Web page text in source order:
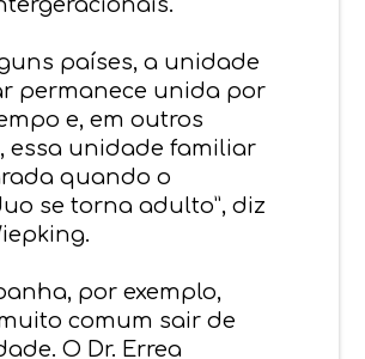
países, a unidade
permanece unida por
e, em outros
essa unidade familiar
quando o
se torna adulto”, diz
por exemplo,
comum sair de
O Dr. Errea